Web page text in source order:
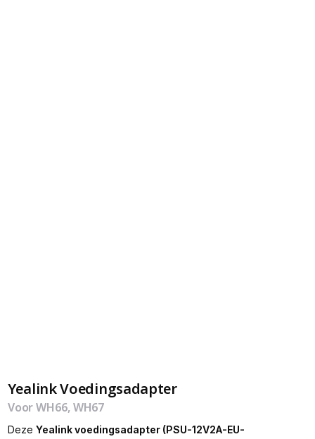
Yealink Voedingsadapter
Voor WH66, WH67
Deze Yealink voedingsadapter (PSU-12V2A-EU-